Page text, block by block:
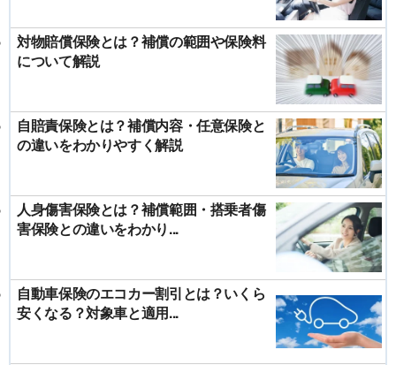
対物賠償保険とは？補償の範囲や保険料
について解説
自賠責保険とは？補償内容・任意保険と
の違いをわかりやすく解説
人身傷害保険とは？補償範囲・搭乗者傷
害保険との違いをわかり...
自動車保険のエコカー割引とは？いくら
安くなる？対象車と適用...